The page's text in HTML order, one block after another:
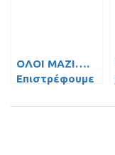
ΟΛΟΙ ΜΑΖΙ….
Επιστρέφουμε
θέση!